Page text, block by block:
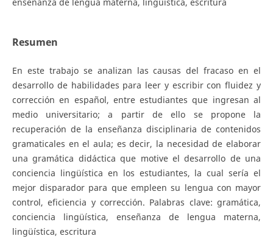
Resumen
En este trabajo se analizan las causas del fracaso en el
desarrollo de habilidades para leer y escribir con fluidez y
corrección en español, entre estudiantes que ingresan al
medio universitario; a partir de ello se propone la
recuperación de la enseñanza disciplinaria de contenidos
gramaticales en el aula; es decir, la necesidad de elaborar
una gramática didáctica que motive el desarrollo de una
conciencia lingüística en los estudiantes, la cual sería el
mejor disparador para que empleen su lengua con mayor
control, eficiencia y corrección. Palabras clave: gramática,
conciencia lingüística, enseñanza de lengua materna,
lingüística, escritura